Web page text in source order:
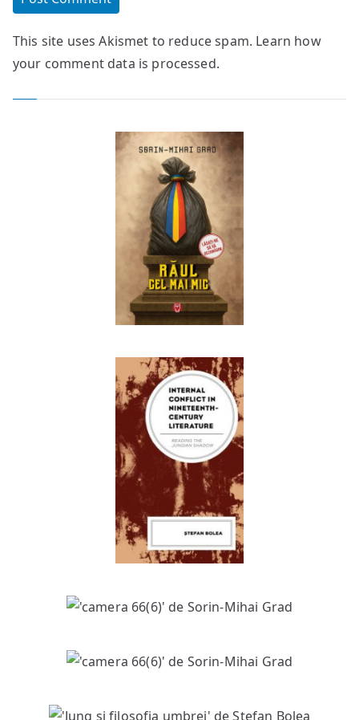
This site uses Akismet to reduce spam. Learn how
your comment data is processed.